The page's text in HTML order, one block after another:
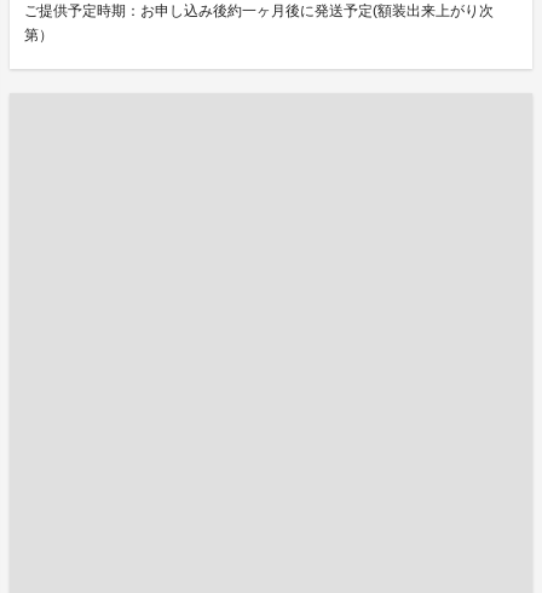
ご提供予定時期：お申し込み後約一ヶ月後に発送予定(額装出来上がり次
第）